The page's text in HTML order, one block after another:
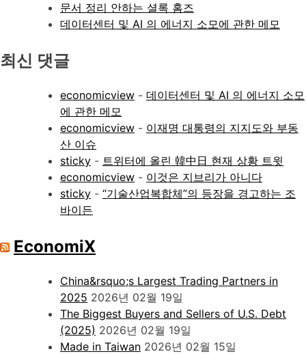
문서 정리 안하는 셜록 홈즈
데이터센터 및 AI 의 에너지 소모에 관한 메모
최신 댓글
economicview - 데이터센터 및 AI 의 에너지 소모
에 관한 메모
economicview - 이재명 대통령의 지지도와 부동
산 이슈
sticky - 트위터에 올린 韓中日 현재 상황 트윗
economicview - 이것은 지브리가 아니다
sticky - “기술산업복합체”의 등장을 경고하는 조
바이든
EconomiX
China&rsquo;s Largest Trading Partners in
2025 2026년 02월 19일
The Biggest Buyers and Sellers of U.S. Debt
(2025) 2026년 02월 19일
Made in Taiwan 2026년 02월 15일